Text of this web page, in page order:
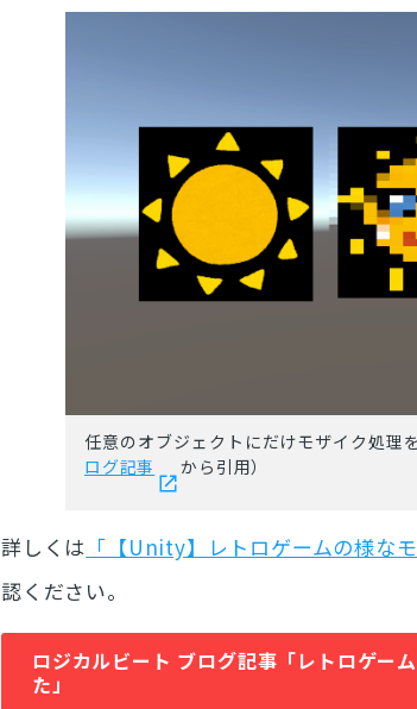
任意のオブジェクトにだけモザイク処理
ログ記事
から引用）
詳しくは 「【Unity】レトロゲームの様な
認ください。
ロジカルビート ブログ記事「レトロゲー
た」